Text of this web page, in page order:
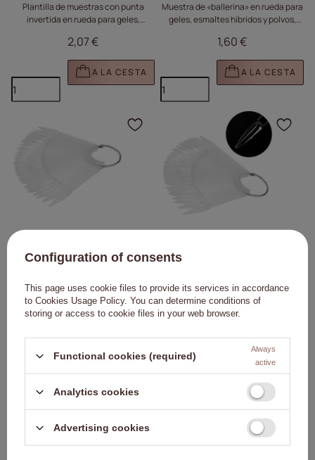
Plantilla de muestras con punta
invertida en rueda para geles,
transparente, 50 unidades
2,07 €
A LA CESTA
Muestra de «ballerina» en rueda para
geles, esmaltes híbridos y polvos,
1,60 €
A LA CESTA
Muestra de pinceles para ruedas de
transparente, 40 unidades, mate
A LA CESTA
Haga clic para añadir
transparente, 50 unidades
A LA CESTA
Haga clic para añadir
NUESTRO BESTSELLER
Configuration of consents
This page uses cookie files to provide its services in accordance
to Cookies Usage Policy. You can determine conditions of
storing or access to cookie files in your web browser.
Functional cookies (required)
Always
active
Analytics cookies
Advertising cookies